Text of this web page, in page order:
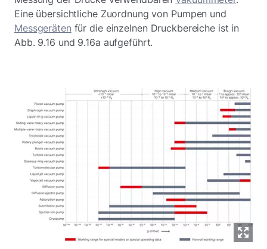
Eine übersichtliche Zuordnung von Pumpen und
Messgeräten für die einzelnen Druckbereiche ist in
Abb. 9.16 und 9.16a aufgeführt.